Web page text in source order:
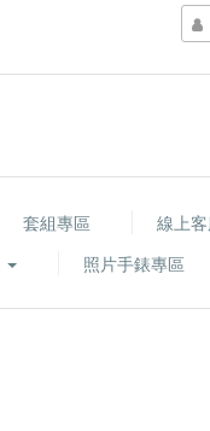
套組專區 線上
照片手錶專區